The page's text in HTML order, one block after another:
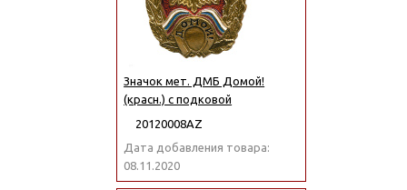
Значок мет. ДМБ Домой!
(красн.) с подковой
20120008АZ
Дата добавления товара:
08.11.2020